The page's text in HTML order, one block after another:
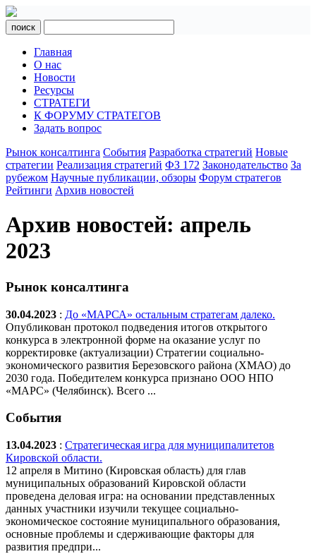
поиск
Главная
О нас
Новости
Ресурсы
СТРАТЕГИ
К ФОРУМУ СТРАТЕГОВ
Задать вопрос
Рынок консалтинга События Разработка стратегий Новые
стратегии Реализация стратегий ФЗ 172 Законодательство За
рубежом Научные публикации, обзоры Форум стратегов
Рейтинги Архив новостей
Архив новостей: апрель
2023
Рынок консалтинга
30.04.2023 : До «МАРСА» остальным стратегам далеко.
Опубликован протокол подведения итогов открытого
конкурса в электронной форме на оказание услуг по
корректировке (актуализации) Стратегии социально-
экономического развития Березовского района (ХМАО) до
2030 года. Победителем конкурса признано ООО НПО
«МАРС» (Челябинск). Всего ...
События
13.04.2023 : Стратегическая игра для муниципалитетов
Кировской области.
12 апреля в Митино (Кировская область) для глав
муниципальных образований Кировской области
проведена деловая игра: на основании представленных
данных участники изучили текущее социально-
экономическое состояние муниципального образования,
основные проблемы и сдерживающие факторы для
развития предпри...